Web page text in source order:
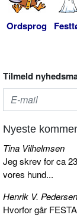
Ordsprog
Tilmeld
Nyeste
Tina Vilhelmsen
Jeg skrev for ca
vores hund...
Henrik V. Pedersen
Hvorfor går